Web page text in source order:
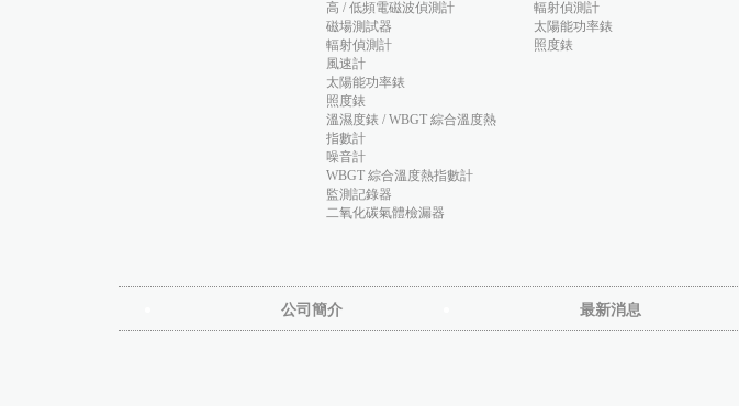
高 / 低頻電磁波偵測計
磁場測試器
輻射偵測計
風速計
太陽能功率錶
照度錶
溫濕度錶 / WBGT 綜合溫度熱
指數計
噪音計
WBGT 綜合溫度熱指數計
監測記錄器
二氧化碳氣體檢漏器
輻射偵測計
太陽能功率錶
照度錶
公司簡介 最新消息